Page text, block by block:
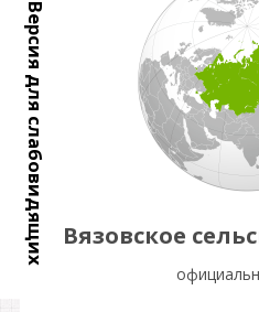
Версия для слабовидящих Вязовское